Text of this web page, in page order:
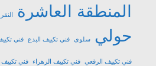
المنطقة العاشرة
حولي سلوى فني تكييف البدع فني
فني تكييف الرقعي فني تكييف الزهراء فني تكييف